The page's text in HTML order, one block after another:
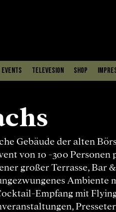
Televesion Shop
Gebäude der alten
von 10 -300 Personen
großer Terrasse, Bar
Ambiente
Empfang mit